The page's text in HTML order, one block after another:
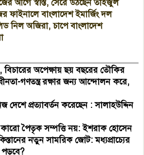
আগে স্বস্তি, সেরে উঠছেন তাইজুল
ফাইনালে বাংলাদেশ ইমার্জিং দল
নিল অজিরা, চাপে বাংলাদেশ
অপেক্ষায় ছয় বছরের তৌকির
গণতন্ত্র রক্ষার জন্য আন্দোলন করে,
দেশে প্রত্যাবর্তন করেছেন : সালাহউদ্দিন
পৈতৃক সম্পত্তি নয়: ইশরাক হোসেন
নতুন সামরিক জোট: মধ্যপ্রাচ্যের
পড়বে?